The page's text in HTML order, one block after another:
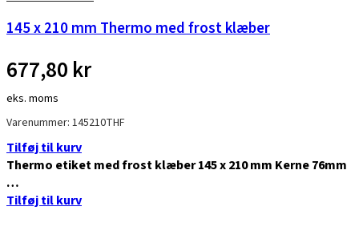
145 x 210 mm Thermo med frost klæber
677,80 kr
eks. moms
Varenummer: 145210THF
Tilføj til kurv
Thermo etiket med frost klæber 145 x 210 mm Kerne 76mm
…
Tilføj til kurv